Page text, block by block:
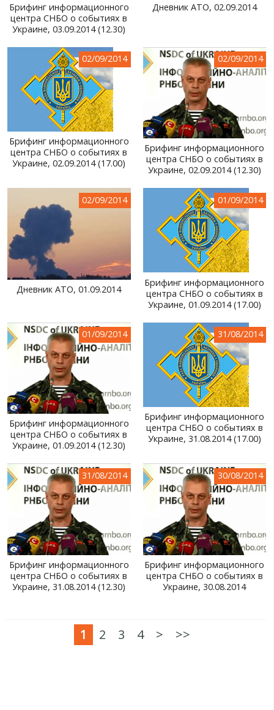
Брифинг информационного
центра СНБО о событиях в
Украине, 03.09.2014 (12.30)
Дневник АТО, 02.09.2014
02/09/2014
Брифинг информационного
центра СНБО о событиях в
Украине, 02.09.2014 (17.00)
02/09/2014
Брифинг информационного
центра СНБО о событиях в
Украине, 02.09.2014 (12.30)
02/09/2014
Дневник АТО, 01.09.2014
01/09/2014
Брифинг информационного
центра СНБО о событиях в
Украине, 01.09.2014 (17.00)
01/09/2014
Брифинг информационного
центра СНБО о событиях в
Украине, 01.09.2014 (12.30)
31/08/2014
Брифинг информационного
центра СНБО о событиях в
Украине, 31.08.2014 (17.00)
31/08/2014
Брифинг информационного
центра СНБО о событиях в
Украине, 31.08.2014 (12.30)
30/08/2014
Брифинг информационного
центра СНБО о событиях в
Украине, 30.08.2014
1 2 3 4 > >>